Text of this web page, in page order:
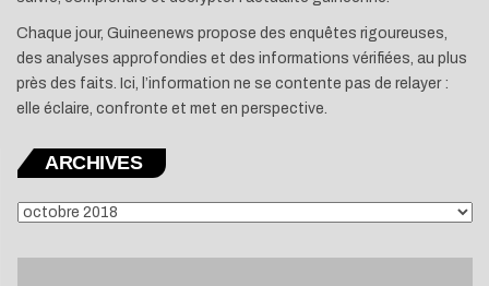
Chaque jour, Guineenews propose des enquêtes rigoureuses,
des analyses approfondies et des informations vérifiées, au plus
près des faits. Ici, l’information ne se contente pas de relayer :
elle éclaire, confronte et met en perspective.
ARCHIVES
ARCHIVES